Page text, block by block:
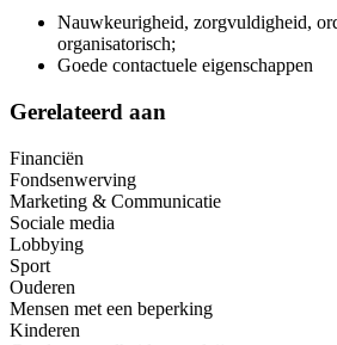
Nauwkeurigheid, zorgvuldigheid,
organisatorisch;
Goede contactuele eigenschappen
Gerelateerd aan
Financiën
Fondsenwerving
Marketing & Communicatie
Sociale media
Lobbying
Sport
Ouderen
Mensen met een beperking
Kinderen